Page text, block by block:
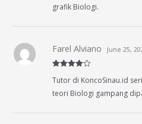
grafik Biologi.
out of 5
Farel Alviano June 25,
Tutor di KoncoSinau.id
teori Biologi gampang